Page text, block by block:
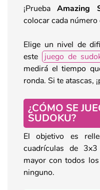
¡Prueba Amazing
colocar cada número
Elige un nivel de
este
juego de
medirá el tiempo
ronda. Si te atascas,
¿CÓMO SE
SUDOKU?
El objetivo es
cuadrículas de
mayor con todos
ninguno.